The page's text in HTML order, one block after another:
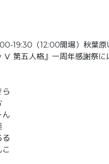
19:30（12:00開場）秋葉
Ⅴ 第五人格』一周年感謝祭に
ら
ん
る
こ